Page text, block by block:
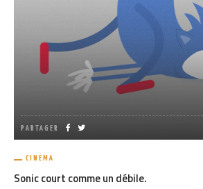
PARTAGER
CINÉMA
Sonic court comme un débile.